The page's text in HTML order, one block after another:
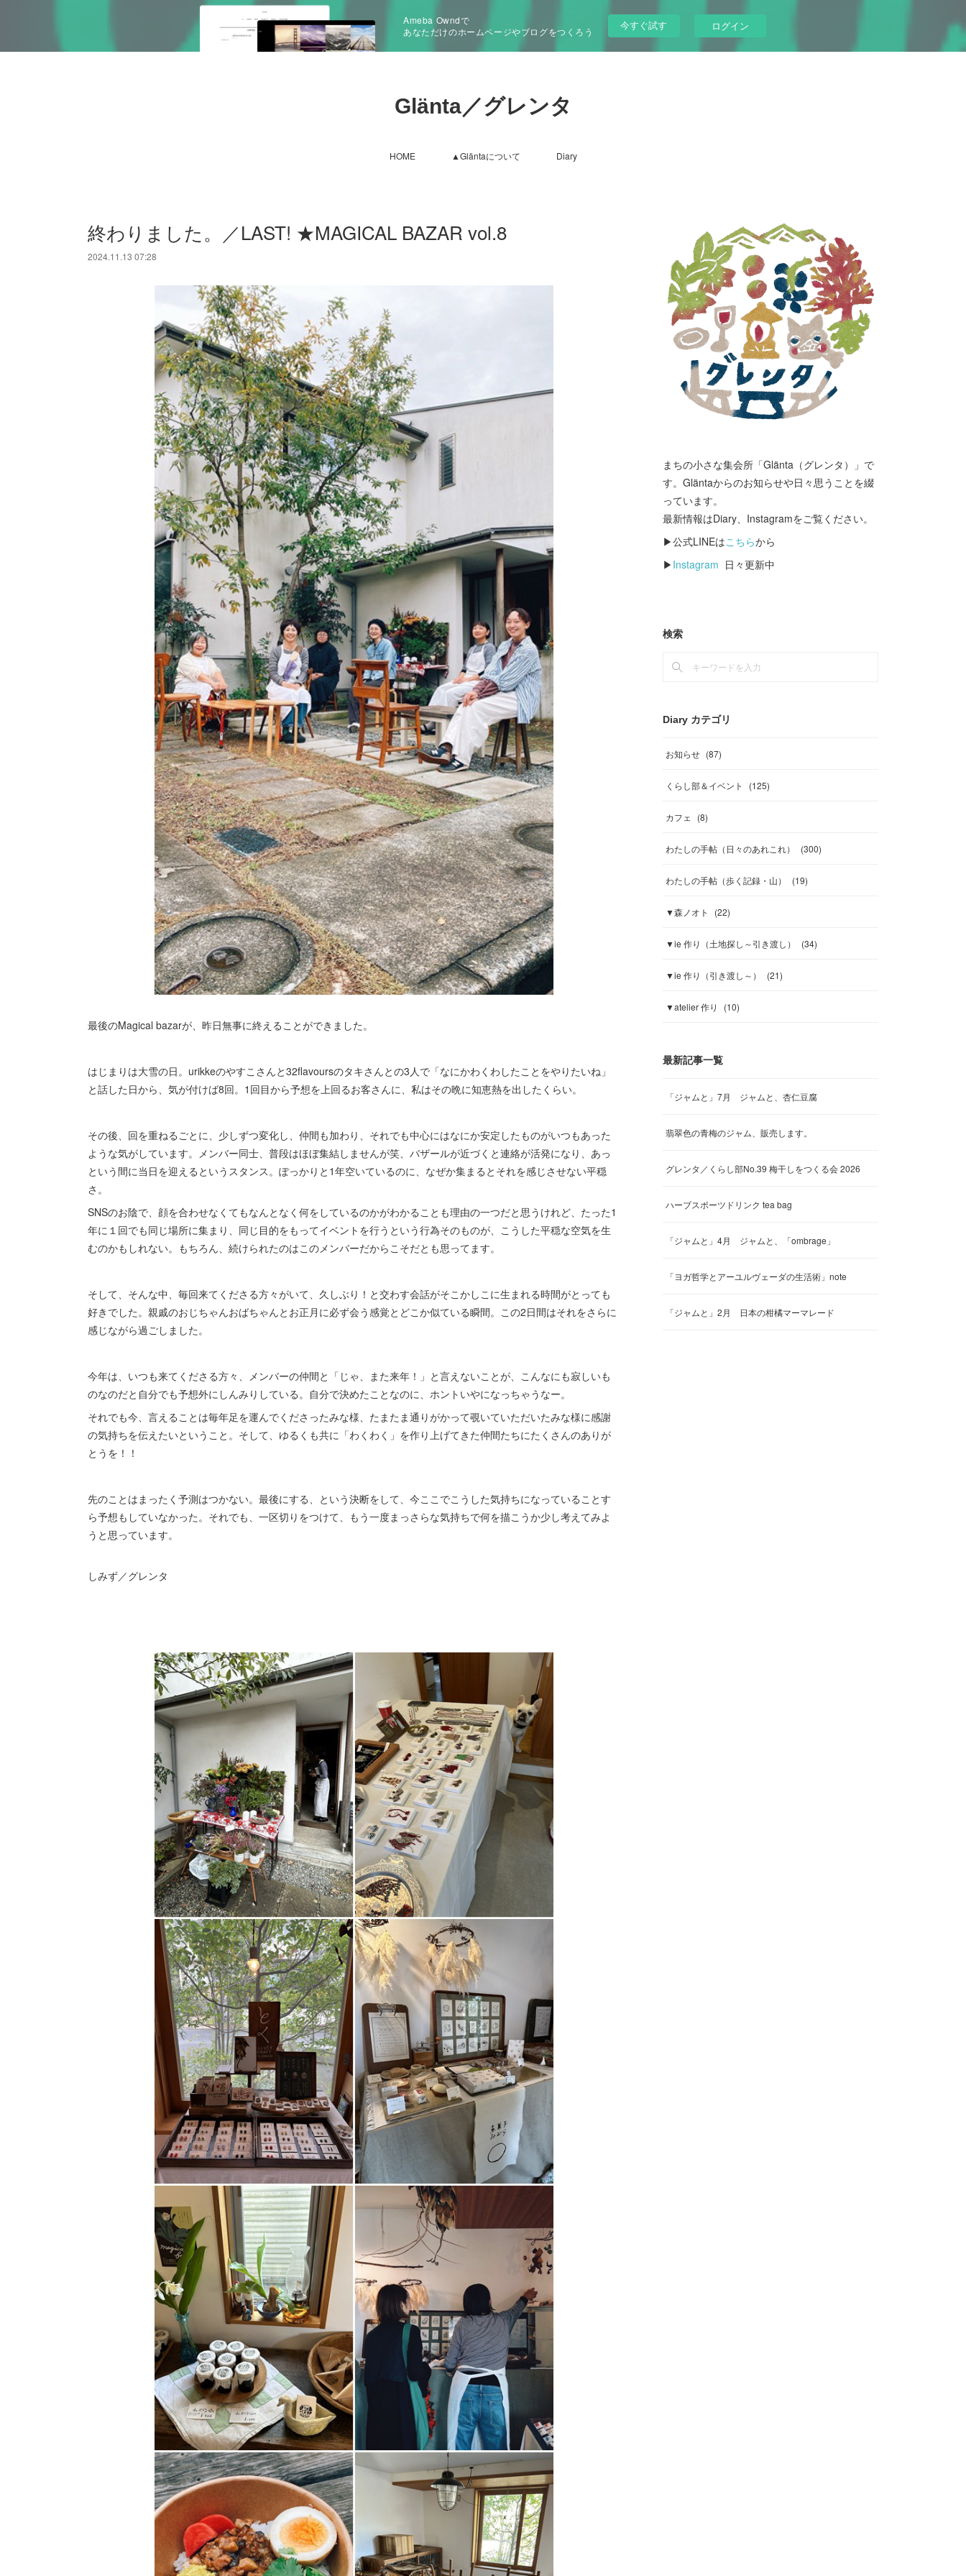
Ameba Owndで
あなただけのホームページやブログをつくろう
今すぐ試す ログイン
Glänta／グレンタ
HOME ▲Gläntaについて Diary
終わりました。／LAST! ★MAGICAL BAZAR vol.8
2024.11.13 07:28
最後のMagical bazarが、昨日無事に終えることができました。
はじまりは大雪の日。urikkeのやすこさんと32flavoursのタキさんとの3人で「なにかわくわしたことをやりたいね」
と話した日から、気が付けば8回。1回目から予想を上回るお客さんに、私はその晩に知恵熱を出したくらい。
その後、回を重ねるごとに、少しずつ変化し、仲間も加わり、それでも中心にはなにか安定したものがいつもあった
ような気がしています。メンバー同士、普段はほぼ集結しませんが笑、バザールが近づくと連絡が活発になり、あっ
という間に当日を迎えるというスタンス。ぽっかりと1年空いているのに、なぜか集まるとそれを感じさせない平穏
さ。
SNSのお陰で、顔を合わせなくてもなんとなく何をしているのかがわかることも理由の一つだと思うけれど、たった1
年に１回でも同じ場所に集まり、同じ目的をもってイベントを行うという行為そのものが、こうした平穏な空気を生
むのかもしれない。もちろん、続けられたのはこのメンバーだからこそだとも思ってます。
そして、そんな中、毎回来てくださる方々がいて、久しぶり！と交わす会話がそこかしこに生まれる時間がとっても
好きでした。親戚のおじちゃんおばちゃんとお正月に必ず会う感覚とどこか似ている瞬間。この2日間はそれをさらに
感じながら過ごしました。
今年は、いつも来てくださる方々、メンバーの仲間と「じゃ、また来年！」と言えないことが、こんなにも寂しいも
のなのだと自分でも予想外にしんみりしている。自分で決めたことなのに、ホントいやになっちゃうなー。
それでも今、言えることは毎年足を運んでくださったみな様、たまたま通りがかって覗いていただいたみな様に感謝
の気持ちを伝えたいということ。そして、ゆるくも共に「わくわく」を作り上げてきた仲間たちにたくさんのありが
とうを！！
先のことはまったく予測はつかない。最後にする、という決断をして、今ここでこうした気持ちになっていることす
ら予想もしていなかった。それでも、一区切りをつけて、もう一度まっさらな気持ちで何を描こうか少し考えてみよ
うと思っています。
しみず／グレンタ
まちの小さな集会所「Glänta（グレンタ）」で
す。Gläntaからのお知らせや日々思うことを綴
っています。
最新情報はDiary、Instagramをご覧ください。
▶公式LINEはこちらから
▶ Instagram 日々更新中
検索
Diary カテゴリ
お知らせ (87)
くらし部＆イベント (125)
カフェ (8)
わたしの手帖（日々のあれこれ） (300)
わたしの手帖（歩く記録・山） (19)
▼森ノオト (22)
▼ie 作り（土地探し～引き渡し） (34)
▼ie 作り（引き渡し～） (21)
▼atelier 作り (10)
最新記事一覧
「ジャムと」7月 ジャムと、杏仁豆腐
翡翠色の青梅のジャム、販売します。
グレンタ／くらし部No.39 梅干しをつくる会 2026
ハーブスポーツドリンク tea bag
「ジャムと」4月 ジャムと、「ombrage」
「ヨガ哲学とアーユルヴェーダの生活術」note
「ジャムと」2月 日本の柑橘マーマレード